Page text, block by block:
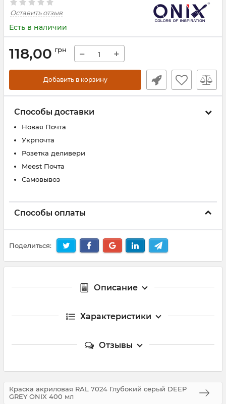
Оставить отзыв
Есть в наличии
118,00 грн − +
Добавить в корзину
Способы доставки
Новая Почта
Укрпочта
Розетка деливери
Meest Почта
Самовывоз
Способы оплаты
Поделиться:
Описание
Характеристики
Отзывы
Краска акриловая RAL 7024 Глубокий серый DEEP
GREY ONIX 400 мл